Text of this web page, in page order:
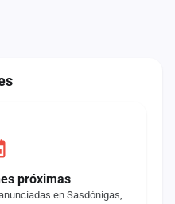
próximas
en Sasdónigas,